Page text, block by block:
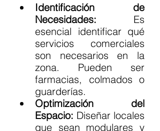
Identificación de
Necesidades: Es
esencial identificar qué
servicios comerciales
son necesarios en la
zona. Pueden ser
farmacias, colmados o
guarderías.
Optimización del
Espacio: Diseñar locales
que sean modulares y